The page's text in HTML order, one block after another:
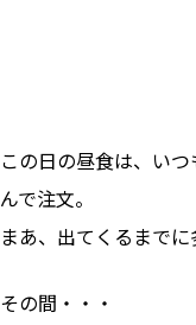
この日の昼食は、い
んで注文。
まあ、出てくるまで
その間・・・